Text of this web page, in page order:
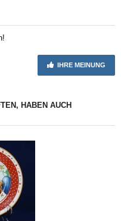
IHRE MEINUNG
HABEN AUCH